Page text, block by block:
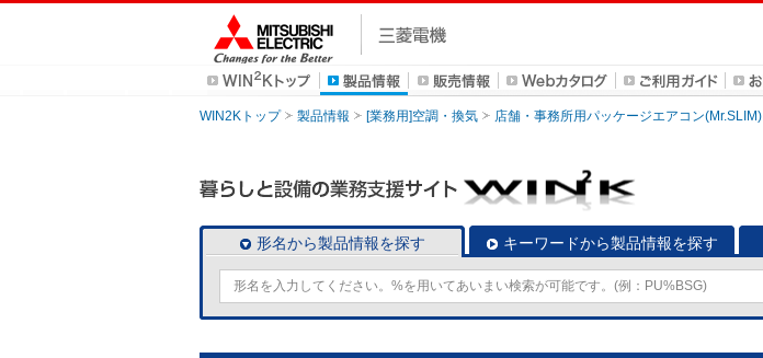
WIN2Kトップ 製品情報 [業務用]空調・換気 店舗・事務所用パッケージエアコン(Mr.SLIM)
形名から製品情報を探す キーワードから製品情報を探す